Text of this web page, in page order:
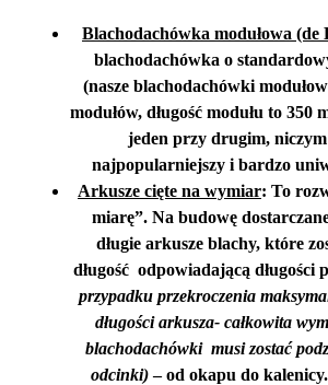
Blachodachówka modułowa (de
blachodachówka o
(nasze blachodachówki
modułów, długość modułu to 350
jeden przy drugim,
najpopularniejszy i bardzo
Arkusze cięte na wymiar: To
miarę”. Na budowę
długie arkusze blachy, które
długość odpowiadającą długości
przypadku przekroczenia
długości arkusza- całkowita
blachodachówki musi zostać
odcinki)– od okapu do